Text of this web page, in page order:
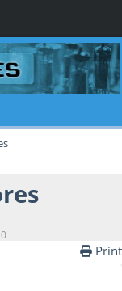
Print